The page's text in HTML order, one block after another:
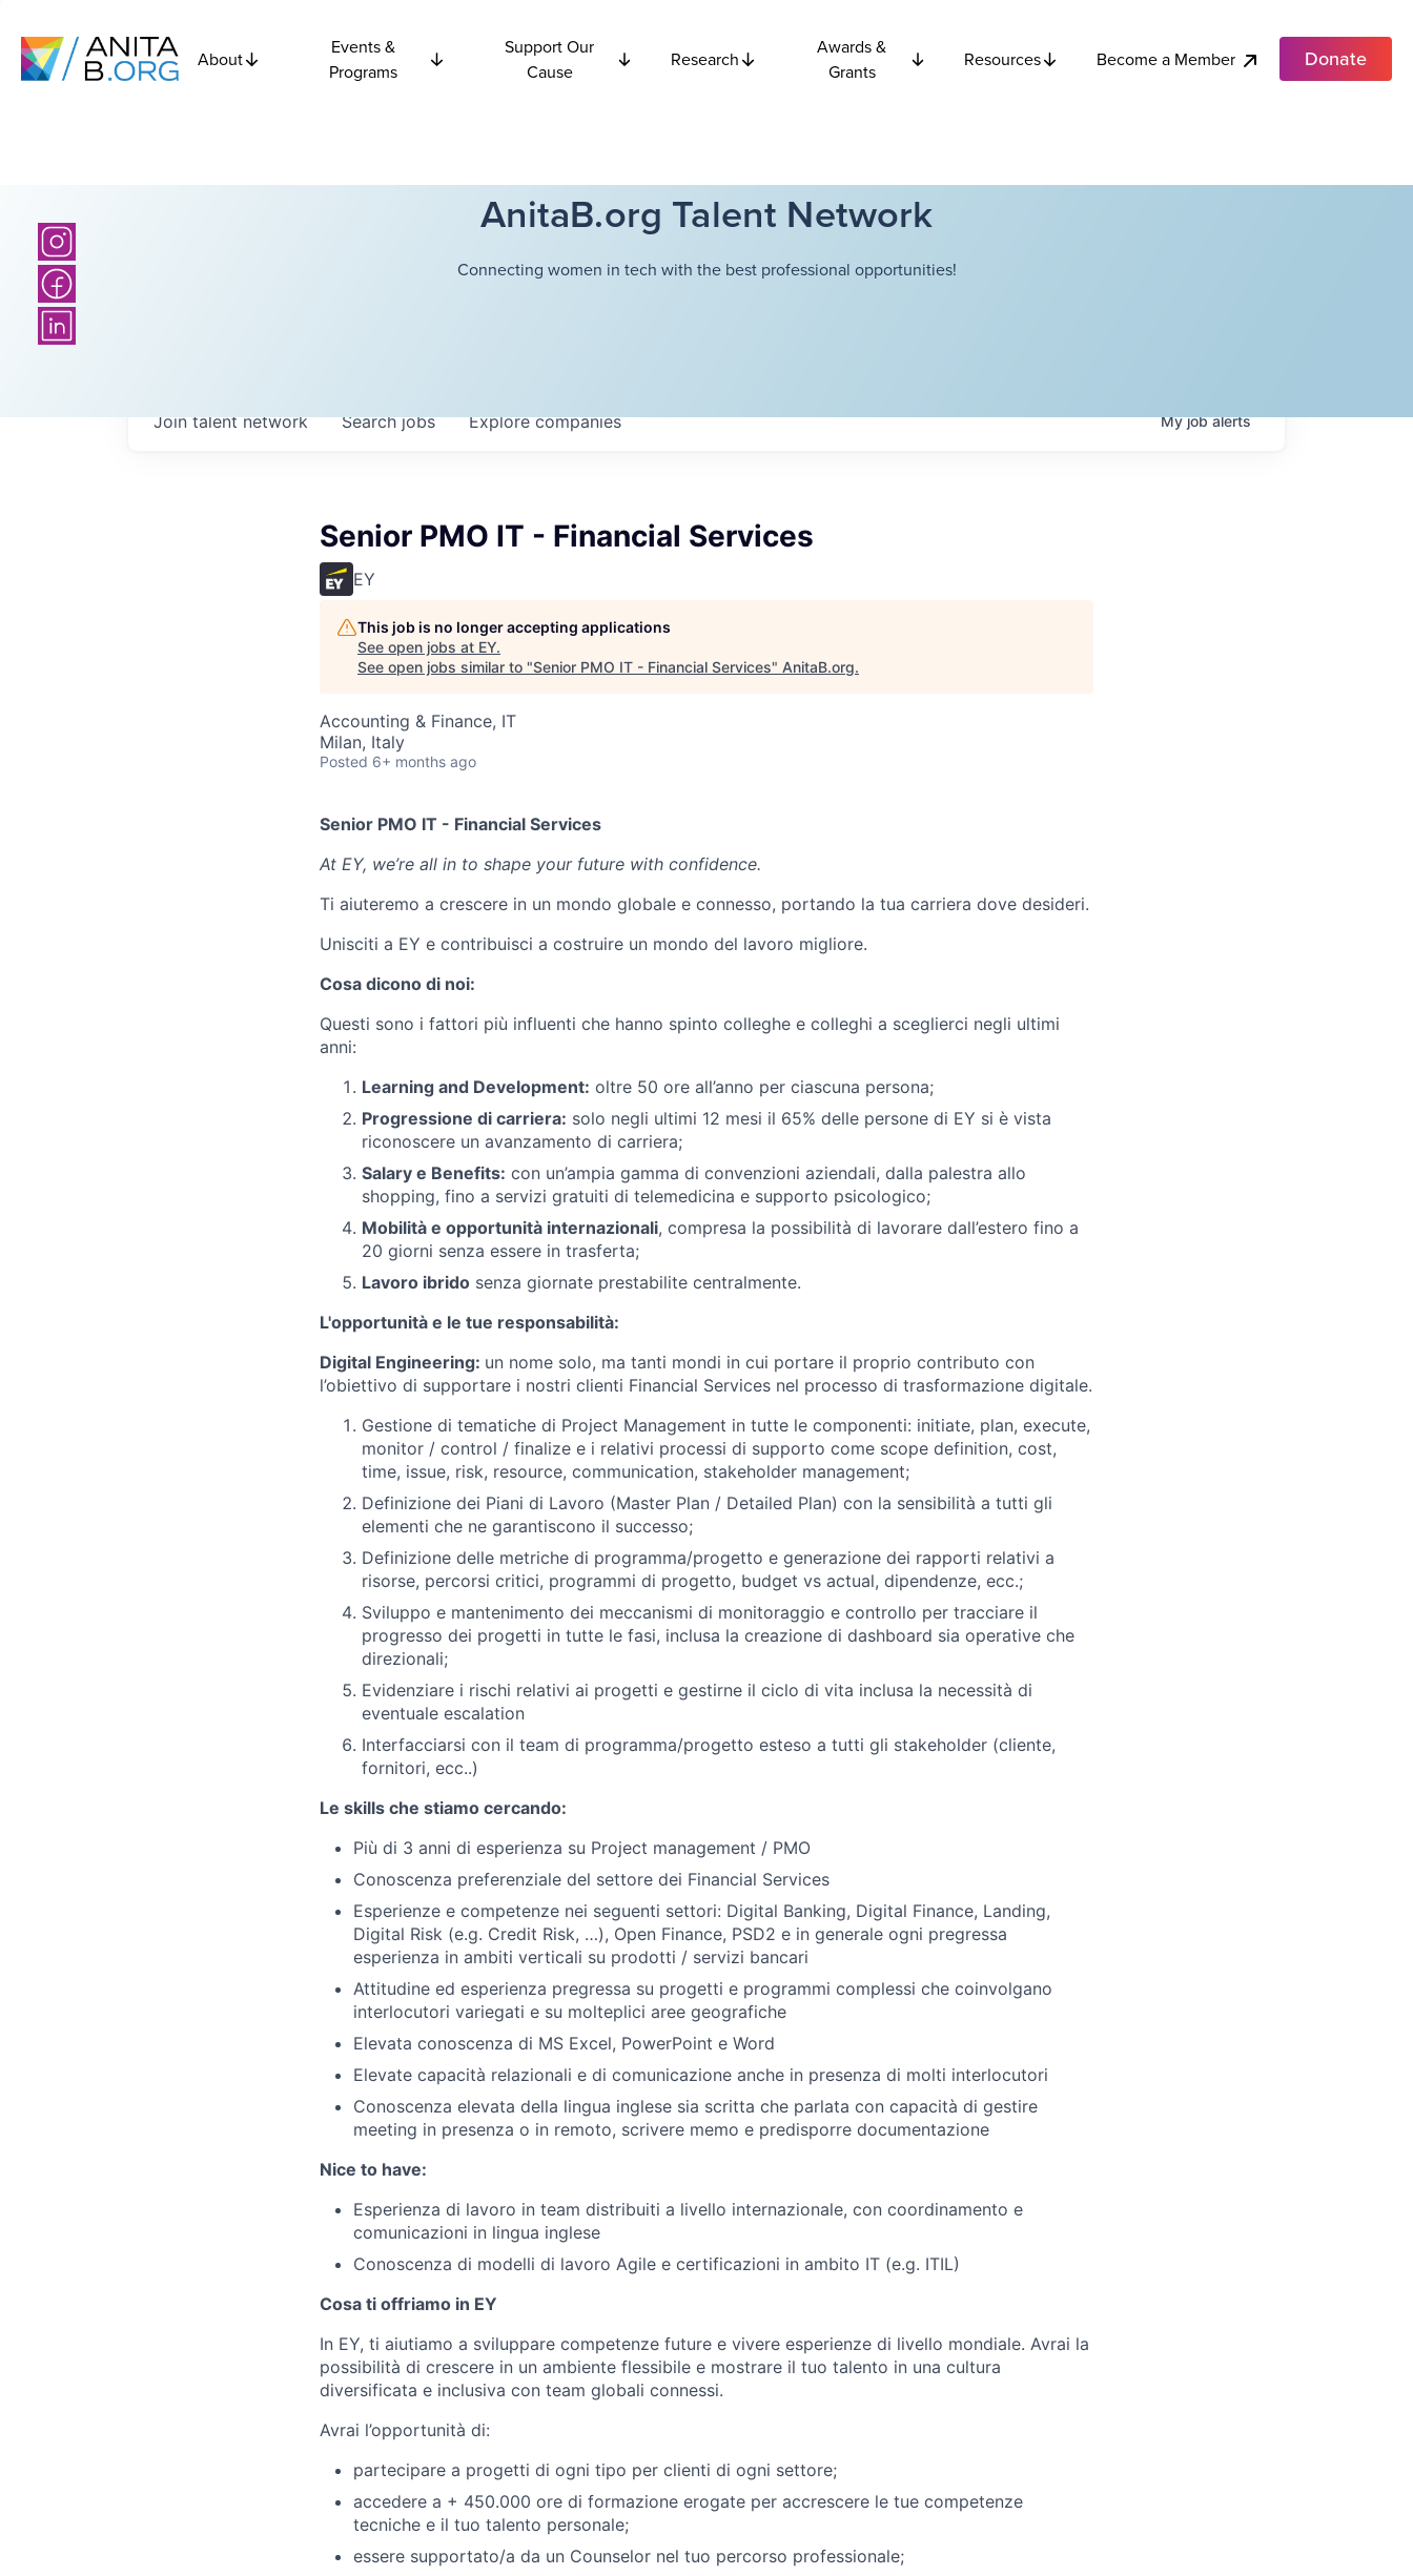
About
Events &
Programs
Support Our
Cause
Research
Awards &
Grants
Resources Become a Member Donate
AnitaB.org Talent Network
Connecting women in tech with the best professional opportunities!
Searchjobs Explorecompanies
Join talent network Myjobalerts
Senior PMO IT - Financial Services
EY
This job is no longer accepting applications
See open jobs at EY.
See open jobs similar to "Senior PMO IT - Financial Services" AnitaB.org.
Accounting & Finance, IT
Milan, Italy
Posted 6+ months ago
Senior PMO IT - Financial Services
At EY, we’re all in to shape your future with confidence.
Ti aiuteremo a crescere in un mondo globale e connesso, portando la tua carriera dove desideri.
Unisciti a EY e contribuisci a costruire un mondo del lavoro migliore.
Cosa dicono di noi:
Questi sono i fattori più influenti che hanno spinto colleghe e colleghi a sceglierci negli ultimi
anni:
Learning and Development: oltre 50 ore all’anno per ciascuna persona;
Progressione di carriera: solo negli ultimi 12 mesi il 65% delle persone di EY si è vista
riconoscere un avanzamento di carriera;
Salary e Benefits: con un’ampia gamma di convenzioni aziendali, dalla palestra allo
shopping, fino a servizi gratuiti di telemedicina e supporto psicologico;
Mobilità e opportunità internazionali, compresa la possibilità di lavorare dall’estero fino a
20 giorni senza essere in trasferta;
Lavoro ibrido senza giornate prestabilite centralmente.
L'opportunità e le tue responsabilità:
Digital Engineering: un nome solo, ma tanti mondi in cui portare il proprio contributo con
l’obiettivo di supportare i nostri clienti Financial Services nel processo di trasformazione digitale.
Gestione di tematiche di Project Management in tutte le componenti: initiate, plan, execute,
monitor / control / finalize e i relativi processi di supporto come scope definition, cost,
time, issue, risk, resource, communication, stakeholder management;
Definizione dei Piani di Lavoro (Master Plan / Detailed Plan) con la sensibilità a tutti gli
elementi che ne garantiscono il successo;
Definizione delle metriche di programma/progetto e generazione dei rapporti relativi a
risorse, percorsi critici, programmi di progetto, budget vs actual, dipendenze, ecc.;
Sviluppo e mantenimento dei meccanismi di monitoraggio e controllo per tracciare il
progresso dei progetti in tutte le fasi, inclusa la creazione di dashboard sia operative che
direzionali;
Evidenziare i rischi relativi ai progetti e gestirne il ciclo di vita inclusa la necessità di
eventuale escalation
Interfacciarsi con il team di programma/progetto esteso a tutti gli stakeholder (cliente,
fornitori, ecc..)
Le skills che stiamo cercando:
Più di 3 anni di esperienza su Project management / PMO
Conoscenza preferenziale del settore dei Financial Services
Esperienze e competenze nei seguenti settori: Digital Banking, Digital Finance, Landing,
Digital Risk (e.g. Credit Risk, …), Open Finance, PSD2 e in generale ogni pregressa
esperienza in ambiti verticali su prodotti / servizi bancari
Attitudine ed esperienza pregressa su progetti e programmi complessi che coinvolgano
interlocutori variegati e su molteplici aree geografiche
Elevata conoscenza di MS Excel, PowerPoint e Word
Elevate capacità relazionali e di comunicazione anche in presenza di molti interlocutori
Conoscenza elevata della lingua inglese sia scritta che parlata con capacità di gestire
meeting in presenza o in remoto, scrivere memo e predisporre documentazione
Nice to have:
Esperienza di lavoro in team distribuiti a livello internazionale, con coordinamento e
comunicazioni in lingua inglese
Conoscenza di modelli di lavoro Agile e certificazioni in ambito IT (e.g. ITIL)
Cosa ti offriamo in EY
In EY, ti aiutiamo a sviluppare competenze future e vivere esperienze di livello mondiale. Avrai la
possibilità di crescere in un ambiente flessibile e mostrare il tuo talento in una cultura
diversificata e inclusiva con team globali connessi.
Avrai l’opportunità di:
partecipare a progetti di ogni tipo per clienti di ogni settore;
accedere a + 450.000 ore di formazione erogate per accrescere le tue competenze
tecniche e il tuo talento personale;
essere supportato/a da un Counselor nel tuo percorso professionale;